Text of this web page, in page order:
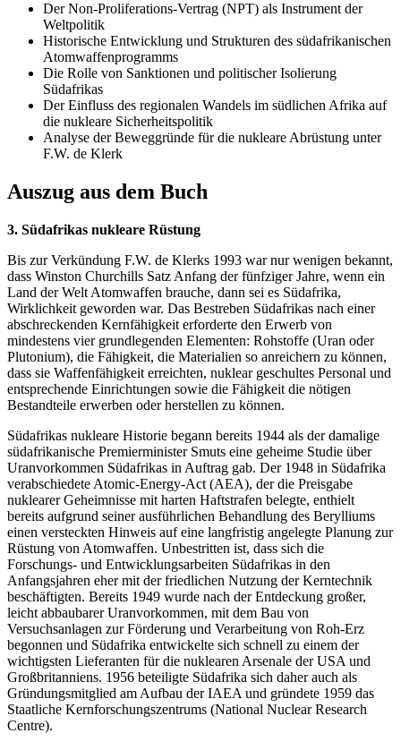
Der Non-Proliferations-Vertrag (NPT) als Instrument der
Weltpolitik
Historische Entwicklung und Strukturen des südafrikanischen
Atomwaffenprogramms
Die Rolle von Sanktionen und politischer Isolierung
Südafrikas
Der Einfluss des regionalen Wandels im südlichen Afrika auf
die nukleare Sicherheitspolitik
Analyse der Beweggründe für die nukleare Abrüstung unter
F.W. de Klerk
Auszug aus dem Buch
3. Südafrikas nukleare Rüstung
Bis zur Verkündung F.W. de Klerks 1993 war nur wenigen bekannt,
dass Winston Churchills Satz Anfang der fünfziger Jahre, wenn ein
Land der Welt Atomwaffen brauche, dann sei es Südafrika,
Wirklichkeit geworden war. Das Bestreben Südafrikas nach einer
abschreckenden Kernfähigkeit erforderte den Erwerb von
mindestens vier grundlegenden Elementen: Rohstoffe (Uran oder
Plutonium), die Fähigkeit, die Materialien so anreichern zu können,
dass sie Waffenfähigkeit erreichten, nuklear geschultes Personal und
entsprechende Einrichtungen sowie die Fähigkeit die nötigen
Bestandteile erwerben oder herstellen zu können.
Südafrikas nukleare Historie begann bereits 1944 als der damalige
südafrikanische Premierminister Smuts eine geheime Studie über
Uranvorkommen Südafrikas in Auftrag gab. Der 1948 in Südafrika
verabschiedete Atomic-Energy-Act (AEA), der die Preisgabe
nuklearer Geheimnisse mit harten Haftstrafen belegte, enthielt
bereits aufgrund seiner ausführlichen Behandlung des Berylliums
einen versteckten Hinweis auf eine langfristig angelegte Planung zur
Rüstung von Atomwaffen. Unbestritten ist, dass sich die
Forschungs- und Entwicklungsarbeiten Südafrikas in den
Anfangsjahren eher mit der friedlichen Nutzung der Kerntechnik
beschäftigten. Bereits 1949 wurde nach der Entdeckung großer,
leicht abbaubarer Uranvorkommen, mit dem Bau von
Versuchsanlagen zur Förderung und Verarbeitung von Roh-Erz
begonnen und Südafrika entwickelte sich schnell zu einem der
wichtigsten Lieferanten für die nuklearen Arsenale der USA und
Großbritanniens. 1956 beteiligte Südafrika sich daher auch als
Gründungsmitglied am Aufbau der IAEA und gründete 1959 das
Staatliche Kernforschungszentrums (National Nuclear Research
Centre).